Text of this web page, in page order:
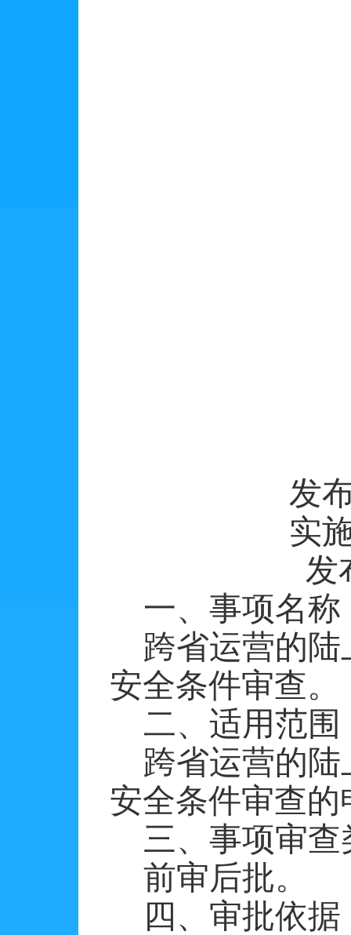
发
实
发
一、事项名称
跨省运营的
安全条件审查。
二、适用范围
跨省运营的
安全条件审查
三、事项审查
前审后批。
四、审批依据